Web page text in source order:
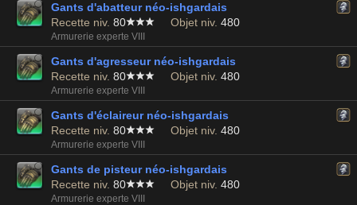
Gants d'abatteur néo-ishgardais
Recette niv. 80 Objet niv. 480
Armurerie experte VIII
Gants d'agresseur néo-ishgardais
Recette niv. 80 Objet niv. 480
Armurerie experte VIII
Gants d'éclaireur néo-ishgardais
Recette niv. 80 Objet niv. 480
Armurerie experte VIII
Gants de pisteur néo-ishgardais
Recette niv. 80 Objet niv. 480
Armurerie experte VIII